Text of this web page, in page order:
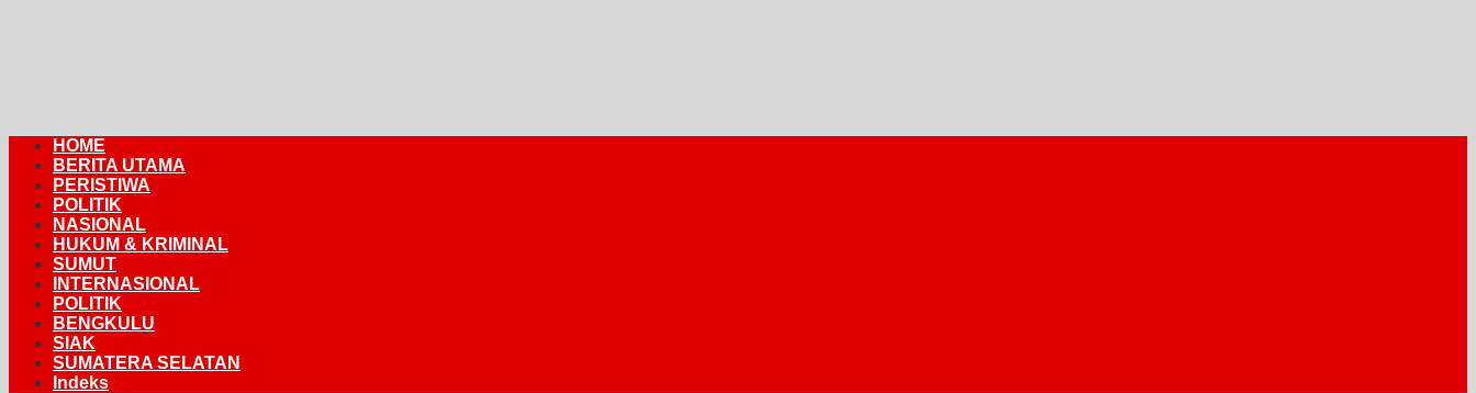
HOME
BERITA UTAMA
PERISTIWA
POLITIK
NASIONAL
HUKUM & KRIMINAL
SUMUT
INTERNASIONAL
POLITIK
BENGKULU
SIAK
SUMATERA SELATAN
Indeks